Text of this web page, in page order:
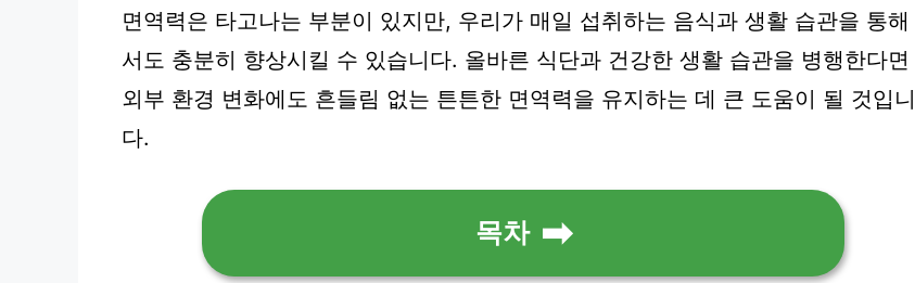
면역력은 타고나는 부분이 있지만, 우리가 매일 섭취하는 음식과 생활 습관을 통해
서도 충분히 향상시킬 수 있습니다. 올바른 식단과 건강한 생활 습관을 병행한다면
외부 환경 변화에도 흔들림 없는 튼튼한 면역력을 유지하는 데 큰 도움이 될 것입니
다.
목차